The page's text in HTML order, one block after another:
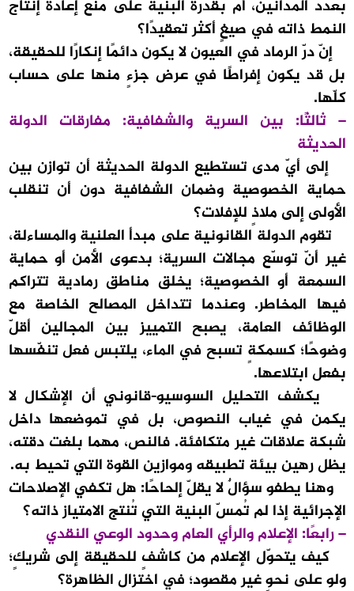
بعدد المُدانين، أم بقدرة البنية على منع إعادة إنتاج
النمط ذاته في صيغٍ أكثر تعقيدًا؟
إنّ درّ الرماد في العيون لا يكون دائمًا إنكارًا للحقيقة،
بل قد يكون إفراطًا في عرض جزءٍ منها على حساب
كلّها.
– ثالثًا: بين السرية والشفافية: مفارقات الدولة
الحديثة
إلى أيّ مدى تستطيع الدولة الحديثة أن توازن بين
حماية الخصوصية وضمان الشفافية دون أن تنقلب
الأولى إلى ملاذٍ للإفلات؟
تقوم الدولة القانونية على مبدأ العلنية والمساءلة،
غير أنّ توسّع مجالات السرية؛ بدعوى الأمن أو حماية
السمعة أو الخصوصية؛ يخلق مناطق رمادية تتراكم
فيها المخاطر. وعندما تتداخل المصالح الخاصة مع
الوظائف العامة، يصبح التمييز بين المجالين أقلّ
وضوحًا؛ كسمكةٍ تسبح في الماء، يلتبس فعل تنفّسها
بفعل ابتلاعها.
يكشف التحليل السوسيو-قانوني أن الإشكال لا
يكمن في غياب النصوص، بل في تموضعها داخل
شبكة علاقات غير متكافئة. فالنص، مهما بلغت دقته،
يظل رهين بيئة تطبيقه وموازين القوة التي تحيط به.
وهنا يطفو سؤالٌ لا يقلّ إلحاحًا: هل تكفي الإصلاحات
الإجرائية إذا لم تُمسّ البنية التي تُنتج الامتياز ذاته؟
– رابعًا: الإعلام والرأي العام وحدود الوعي النقدي
كيف يتحوّل الإعلام من كاشفٍ للحقيقة إلى شريكٍ؛
ولو على نحوٍ غير مقصود؛ في اختزال الظاهرة؟